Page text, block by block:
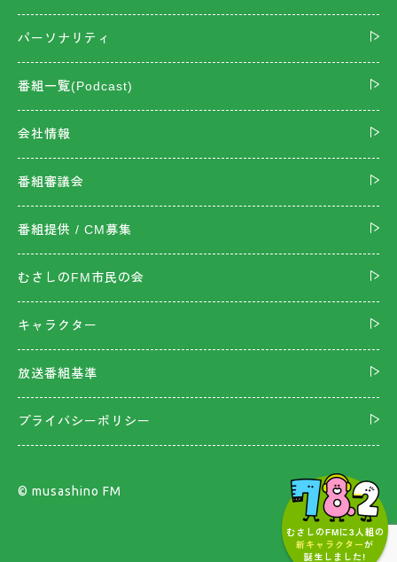
むさしのFMに3人組の
新キャラクターが
誕生しました!
パーソナリティ
番組一覧(Podcast)
会社情報
番組審議会
番組提供 / CM募集
むさしのFM市民の会
キャラクター
放送番組基準
プライバシーポリシー
©︎ musashino FM